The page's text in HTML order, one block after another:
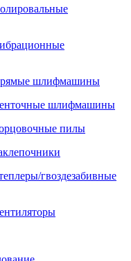
шлифмашины
шлифмашины
пилы
гвоздезабивные